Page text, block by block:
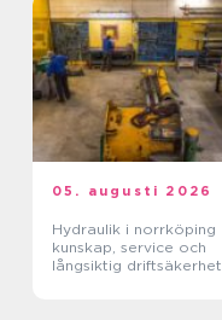
05. augusti 2026
Hydraulik i norrköping
kunskap, service och
långsiktig driftsäkerhet